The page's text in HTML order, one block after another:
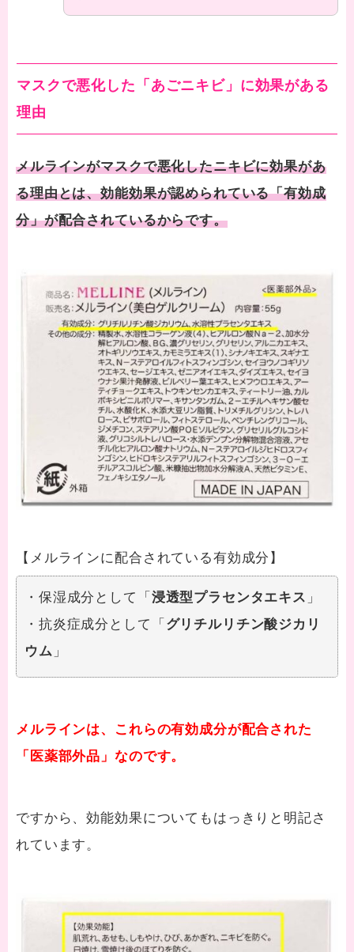
マスクで悪化した「あごニキビ」に効果がある
理由
メルラインがマスクで悪化したニキビに効果があ
る理由とは、効能効果が認められている「有効成
分」が配合されているからです。
【メルラインに配合されている有効成分】
・保湿成分として「 浸透型プラセンタエキス 」
・抗炎症成分として「 グリチルリチン酸ジカリ
ウム 」
メルラインは、これらの有効成分が配合された
「医薬部外品」なのです。
ですから、効能効果についてもはっきりと明記さ
れています。